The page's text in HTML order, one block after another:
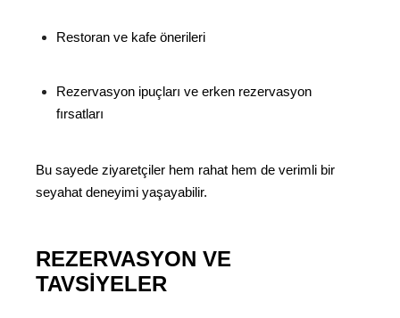
Restoran ve kafe önerileri
Rezervasyon ipuçları ve erken rezervasyon
fırsatları
Bu sayede ziyaretçiler hem rahat hem de verimli bir
seyahat deneyimi yaşayabilir.
REZERVASYON VE
TAVSIYELER